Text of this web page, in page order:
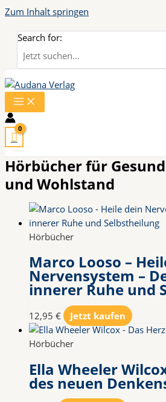
Zum Inhalt springen
Search for:
Hörbücher für
und Wohlstand
Hörbücher
Marco Looso –
Nervensystem –
innerer Ruhe und
12,95 € Jetzt kaufen
Hörbücher
Ella Wheeler
des neuen